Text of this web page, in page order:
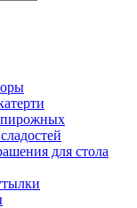
пирожных
для стола